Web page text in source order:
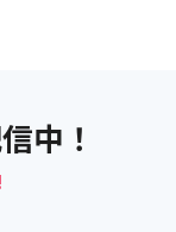
中！